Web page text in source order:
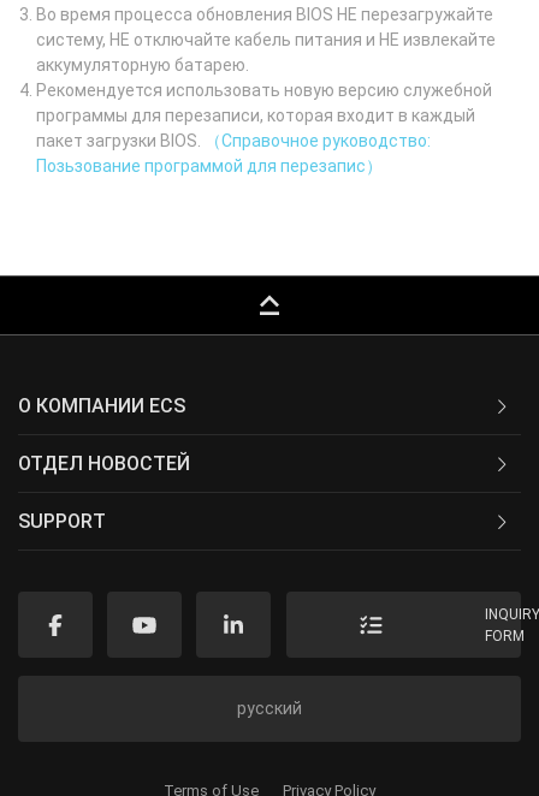
Во время процесса обновления BIOS НЕ перезагружайте
систему, НЕ отключайте кабель питания и НЕ извлекайте
аккумуляторную батарею.
Рекомендуется использовать новую версию служебной
программы для перезаписи, которая входит в каждый
пакет загрузки BIOS.
（Справочное руководство:
Позьзование программой для перезапис）
keyboard_capslock
О КОМПАНИИ ECS
ОТДЕЛ НОВОСТЕЙ
SUPPORT
FORM
русский
Terms of Use Privacy Policy